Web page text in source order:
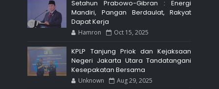
Setahun Prabowo-Gibran : Energi
Mandiri, Pangan Berdaulat, Rakyat
Dapat Kerja
Hamron Oct 15, 2025
KPLP Tanjung Priok dan Kejaksaan
Negeri Jakarta Utara Tandatangani
Kesepakatan Bersama
Unknown Aug 29, 2025